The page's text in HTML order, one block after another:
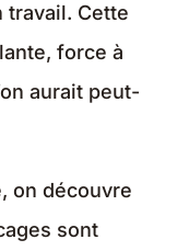
travail. Cette
force à
aurait peut-
on découvre
sont